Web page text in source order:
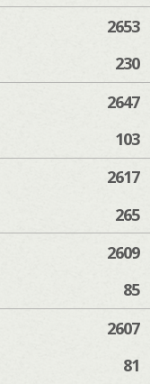
2653
230
2647
103
2617
265
2609
85
2607
81